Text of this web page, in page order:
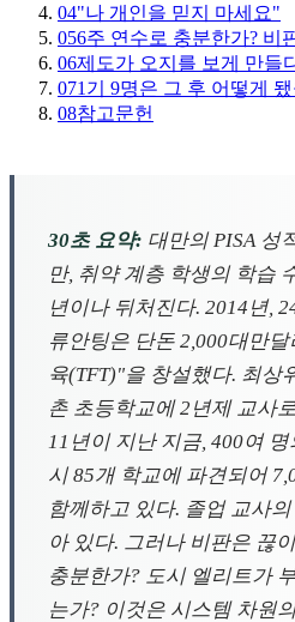
04"나 개인을 믿지 마세요"
056주 연수로 충분한가? 비
06제도가 오지를 보게 만들
071기 9명은 그 후 어떻게
08참고문헌
30초 요약: 대만의 PISA 성
만, 취약 계층 학생의 학습
년이나 뒤처진다. 2014년,
류안팅은 단돈 2,000대만
육(TFT)"을 창설했다. 최상
촌 초등학교에 2년제 교사
11년이 지난 지금, 400여 명
시 85개 학교에 파견되어
함께하고 있다. 졸업 교사
아 있다. 그러나 비판은 끊
충분한가? 도시 엘리트가
는가? 이것은 시스템 차원